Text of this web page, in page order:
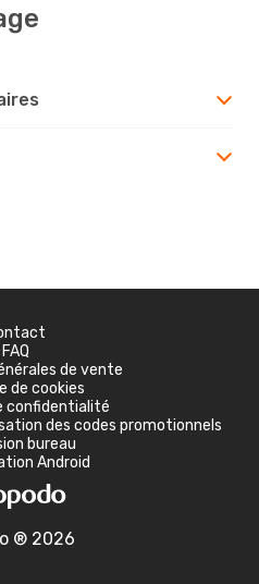
FAQ
de vente
de cookies
confidentialité
des codes promotionnels
bureau
Android
® 2026